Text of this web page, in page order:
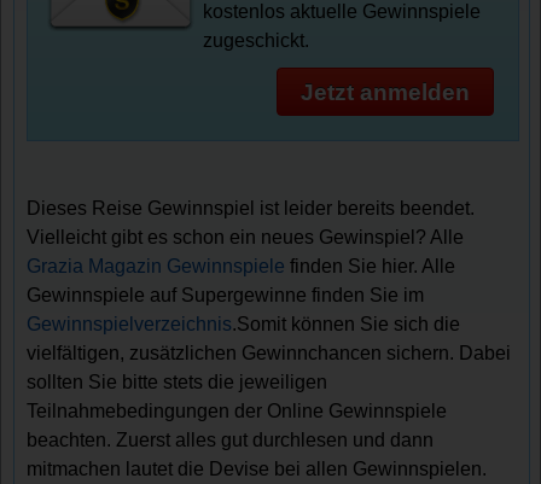
kostenlos aktuelle Gewinnspiele
zugeschickt.
Jetzt anmelden
Dieses Reise Gewinnspiel ist leider bereits beendet.
Vielleicht gibt es schon ein neues Gewinspiel? Alle
Grazia Magazin Gewinnspiele finden Sie hier. Alle
Gewinnspiele auf Supergewinne finden Sie im
Gewinnspielverzeichnis.Somit können Sie sich die
vielfältigen, zusätzlichen Gewinnchancen sichern. Dabei
sollten Sie bitte stets die jeweiligen
Teilnahmebedingungen der Online Gewinnspiele
beachten. Zuerst alles gut durchlesen und dann
mitmachen lautet die Devise bei allen Gewinnspielen.